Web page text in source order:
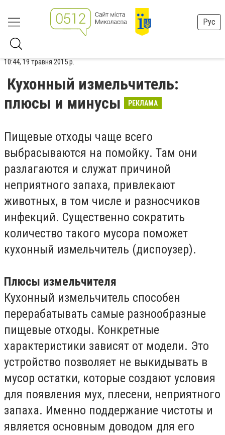
Рус
10:44, 19 травня 2015 р.
Кухонный измельчитель:
плюсы и минусы
РЕКЛАМА
Пищевые отходы чаще всего
выбрасываются на помойку. Там они
разлагаются и служат причиной
неприятного запаха, привлекают
животных, в том числе и разносчиков
инфекций. Существенно сократить
количество такого мусора поможет
кухонный измельчитель (диспоузер).
Плюсы измельчителя
Кухонный измельчитель способен
перерабатывать самые разнообразные
пищевые отходы. Конкретные
характеристики зависят от модели. Это
устройство позволяет не выкидывать в
мусор остатки, которые создают условия
для появления мух, плесени, неприятного
запаха. Именно поддержание чистоты и
является основным доводом для его